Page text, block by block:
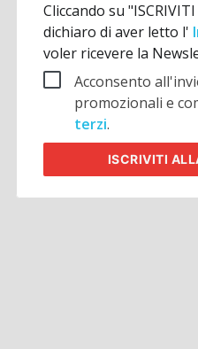
Cliccando su
dichiaro di aver letto l'
voler ricevere la
Acconsento
promozionali e
terzi.
ISCRIVITI